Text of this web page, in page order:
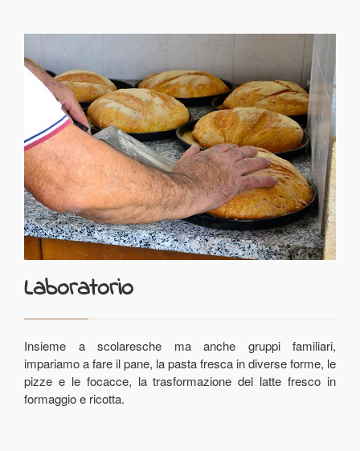
Laboratorio
Insieme a scolaresche ma anche gruppi familiari,
impariamo a fare il pane, la pasta fresca in diverse forme, le
pizze e le focacce, la trasformazione del latte fresco in
formaggio e ricotta.